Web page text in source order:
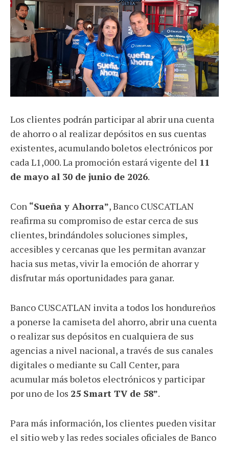
Los clientes podrán participar al abrir una cuenta
de ahorro o al realizar depósitos en sus cuentas
existentes, acumulando boletos electrónicos por
cada L1,000. La promoción estará vigente del 11
de mayo al 30 de junio de 2026.
Con “Sueña y Ahorra”, Banco CUSCATLAN
reafirma su compromiso de estar cerca de sus
clientes, brindándoles soluciones simples,
accesibles y cercanas que les permitan avanzar
hacia sus metas, vivir la emoción de ahorrar y
disfrutar más oportunidades para ganar.
Banco CUSCATLAN invita a todos los hondureños
a ponerse la camiseta del ahorro, abrir una cuenta
o realizar sus depósitos en cualquiera de sus
agencias a nivel nacional, a través de sus canales
digitales o mediante su Call Center, para
acumular más boletos electrónicos y participar
por uno de los 25 Smart TV de 58”.
Para más información, los clientes pueden visitar
el sitio web y las redes sociales oficiales de Banco